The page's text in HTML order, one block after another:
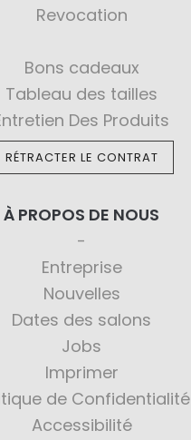
Revocation
Bons cadeaux
Tableau des tailles
Des Produits
RÉTRACTER LE CONTRAT
À PROPOS DE NOUS
Entreprise
Nouvelles
Dates des salons
Jobs
Imprimer
de Confidentialité
Accessibilité